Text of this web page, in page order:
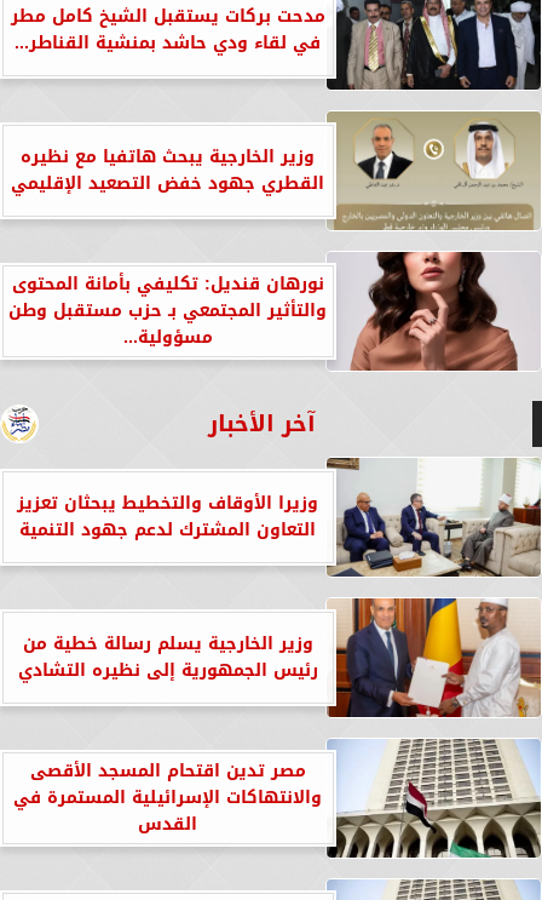
مدحت بركات يستقبل الشيخ كامل مطر
في لقاء ودي حاشد بمنشية القناطر...
وزير الخارجية يبحث هاتفيا مع نظيره
القطري جهود خفض التصعيد الإقليمي
نورهان قنديل: تكليفي بأمانة المحتوى
والتأثير المجتمعي بـ حزب مستقبل وطن
مسؤولية...
آخر الأخبار
وزيرا الأوقاف والتخطيط يبحثان تعزيز
التعاون المشترك لدعم جهود التنمية
وزير الخارجية يسلم رسالة خطية من
رئيس الجمهورية إلى نظيره التشادي
مصر تدين اقتحام المسجد الأقصى
والانتهاكات الإسرائيلية المستمرة في
القدس